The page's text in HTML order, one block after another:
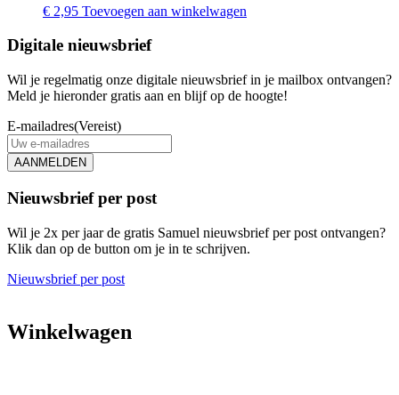
€ 2,95 Toevoegen aan winkelwagen
Digitale nieuwsbrief
Wil je regelmatig onze digitale nieuwsbrief in je mailbox ontvangen?
Meld je hieronder gratis aan en blijf op de hoogte!
E-mailadres(Vereist)
AANMELDEN
Nieuwsbrief per post
Wil je 2x per jaar de gratis Samuel nieuwsbrief per post ontvangen?
Klik dan op de button om je in te schrijven.
Nieuwsbrief per post
Winkelwagen